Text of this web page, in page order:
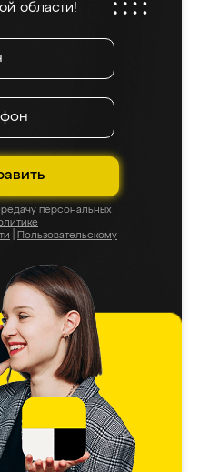
области!
персональных
Пользовательскому